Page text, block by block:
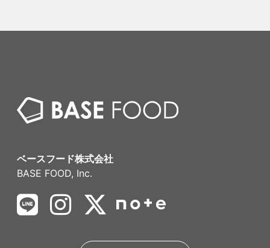
ベースフード株式会社
BASE FOOD, Inc.